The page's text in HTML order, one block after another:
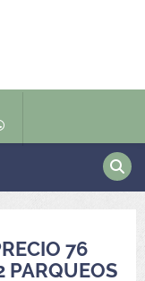
76
PARQUEOS